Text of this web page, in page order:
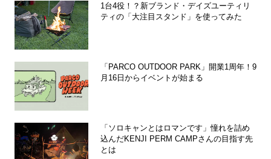
1台4役！？新ブランド・デイズユーティリ
ティの「大注目スタンド」を使ってみた
「PARCO OUTDOOR PARK」開業1周年！9
月16日からイベントが始まる
「ソロキャンとはロマンです」憧れを詰め
込んだKENJI PERM CAMPさんの目指す先
とは